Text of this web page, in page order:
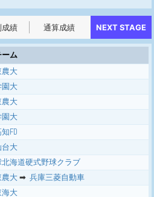
成績 通算成績 NEXT STAGE
ーム
農大
園大
農大
園大
FD
台大
北海道硬式野球クラブ
農大➡ ︎ 兵庫三菱自動車
海大